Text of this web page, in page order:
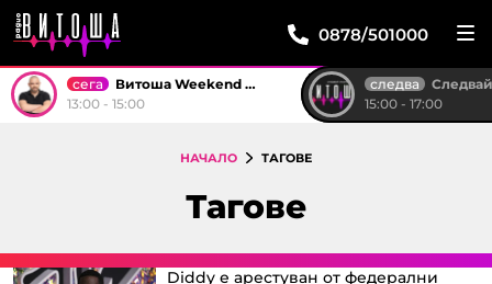
0878/501000
сега
Витоша Weekend със Стоян
13:00 - 15:00
следва
Следвай
15:00 - 17:00
НАЧАЛО ТАГОВЕ
Тагове
Diddy е арестуван от федерални